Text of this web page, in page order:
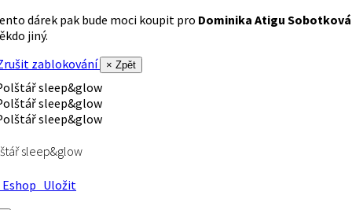
dárek pak bude moci koupit pro Dominika Atigu Sobotková
jiný.
zablokování
× Zpět
sleep&glow
Uložit